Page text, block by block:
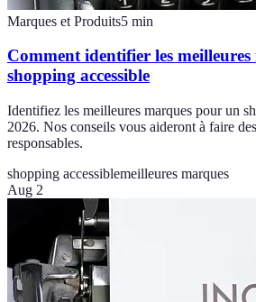
Marques et Produits5 min
Comment identifier les
shopping accessible
Identifiez les meilleures marques pour un
2026. Nos conseils vous aideront à faire
responsables.
shopping accessiblemeilleures marques
Aug 2